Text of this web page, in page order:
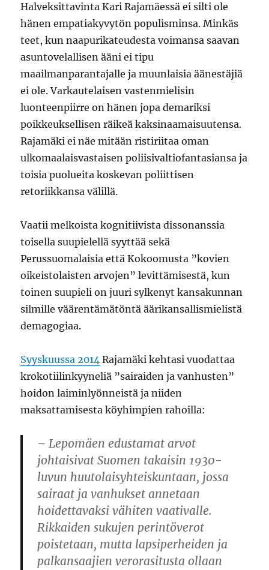
Halveksittavinta Kari Rajamäessä ei silti ole
hänen empatiakyvytön populisminsa. Minkäs
teet, kun naapurikateudesta voimansa saavan
asuntovelallisen ääni ei tipu
maailmanparantajalle ja muunlaisia äänestäjiä
ei ole. Varkautelaisen vastenmielisin
luonteenpiirre on hänen jopa demariksi
poikkeuksellisen räikeä kaksinaamaisuutensa.
Rajamäki ei näe mitään ristiriitaa oman
ulkomaalaisvastaisen poliisivaltiofantasiansa ja
toisia puolueita koskevan poliittisen
retoriikkansa välillä.
Vaatii melkoista kognitiivista dissonanssia
toisella suupielellä syyttää sekä
Perussuomalaisia että Kokoomusta ”kovien
oikeistolaisten arvojen” levittämisestä, kun
toinen suupieli on juuri sylkenyt kansakunnan
silmille väärentämätöntä äärikansallismielistä
demagogiaa.
Syyskuussa 2014 Rajamäki kehtasi vuodattaa
krokotiilinkyyneliä ”sairaiden ja vanhusten”
hoidon laiminlyönneistä ja niiden
maksattamisesta köyhimpien rahoilla:
– Lepomäen edustamat arvot
johtaisivat Suomen takaisin 1930-
luvun huutolaisyhteiskuntaan, jossa
sairaat ja vanhukset annetaan
hoidettavaksi vähiten vaativalle.
Rikkaiden sukujen perintöverot
poistetaan, mutta lapsiperheiden ja
palkansaajien verorasitusta ollaan